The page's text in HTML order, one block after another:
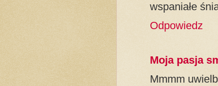
wspaniałe
Odpowiedz
Moja pasja
Mmmm